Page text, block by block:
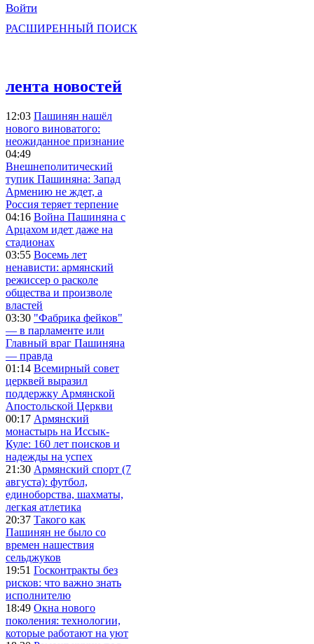
Войти
РАСШИРЕННЫЙ ПОИСК
лента новостей
12:03 Пашинян нашёл
нового виноватого:
неожиданное признание
04:49
Внешнеполитический
тупик Пашиняна: Запад
Армению не ждет, а
Россия теряет терпение
04:16 Война Пашиняна с
Арцахом идет даже на
стадионах
03:55 Восемь лет
ненависти: армянский
режиссер о расколе
общества и произволе
властей
03:30 "Фабрика фейков"
— в парламенте или
Главный враг Пашиняна
— правда
01:14 Всемирный совет
церквей выразил
поддержку Армянской
Апостольской Церкви
00:17 Армянский
монастырь на Иссык-
Куле: 160 лет поисков и
надежды на успех
21:30 Армянский спорт (7
августа): футбол,
единоборства, шахматы,
легкая атлетика
20:37 Такого как
Пашинян не было со
времен нашествия
сельджуков
19:51 Госконтракты без
рисков: что важно знать
исполнителю
18:49 Окна нового
поколения: технологии,
которые работают на уют